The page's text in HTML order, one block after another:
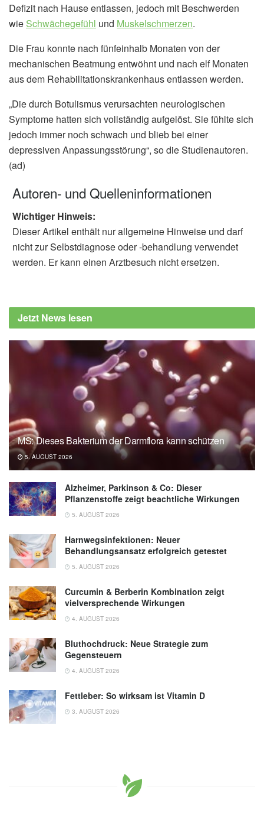
Defizit nach Hause entlassen, jedoch mit Beschwerden
wie Schwächegefühl und Muskelschmerzen.
Die Frau konnte nach fünfeinhalb Monaten von der
mechanischen Beatmung entwöhnt und nach elf Monaten
aus dem Rehabilitationskrankenhaus entlassen werden.
„Die durch Botulismus verursachten neurologischen
Symptome hatten sich vollständig aufgelöst. Sie fühlte sich
jedoch immer noch schwach und blieb bei einer
depressiven Anpassungsstörung“, so die Studienautoren.
(ad)
Autoren- und Quelleninformationen
Wichtiger Hinweis:
Dieser Artikel enthält nur allgemeine Hinweise und darf
nicht zur Selbstdiagnose oder -behandlung verwendet
werden. Er kann einen Arztbesuch nicht ersetzen.
Jetzt News lesen
MS: Dieses Bakterium der Darmflora kann schützen
5. AUGUST 2026
Alzheimer, Parkinson & Co: Dieser
Pflanzenstoffe zeigt beachtliche Wirkungen
5. AUGUST 2026
Harnwegsinfektionen: Neuer
Behandlungsansatz erfolgreich getestet
5. AUGUST 2026
Curcumin & Berberin Kombination zeigt
vielversprechende Wirkungen
4. AUGUST 2026
Bluthochdruck: Neue Strategie zum
Gegensteuern
4. AUGUST 2026
Fettleber: So wirksam ist Vitamin D
3. AUGUST 2026